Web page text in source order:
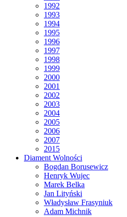
1992
1993
1994
1995
1996
1997
1998
1999
2000
2001
2002
2003
2004
2005
2006
2007
2015
Diament Wolności
Bogdan Borusewicz
Henryk Wujec
Marek Belka
Jan Lityński
Władysław Frasyniuk
Adam Michnik